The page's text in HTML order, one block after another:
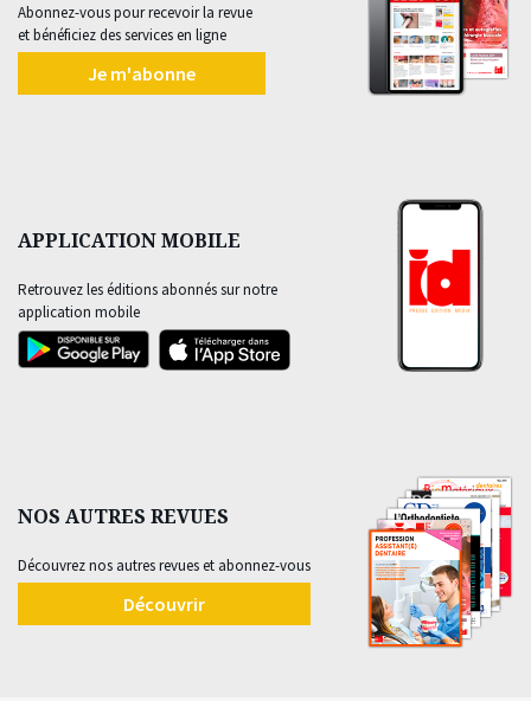
Abonnez-vous pour recevoir la revue
et bénéficiez des services en ligne
Je m'abonne
APPLICATION MOBILE
Retrouvez les éditions abonnés sur notre
application mobile
NOS AUTRES REVUES
Découvrez nos autres revues et abonnez-vous
Découvrir